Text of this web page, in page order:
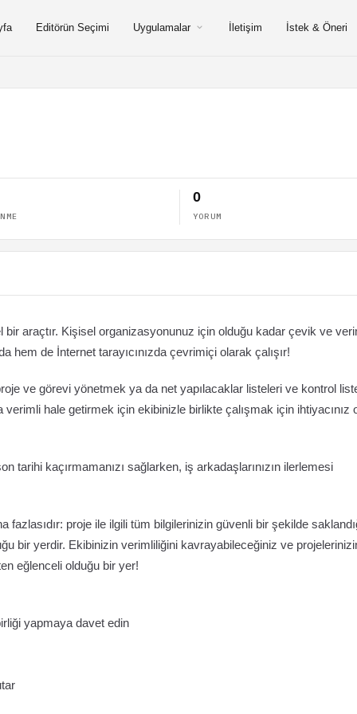
Editörün Seçimi Uygulamalar İletişim İstek & Öneri
0
YORUM
araçtır. Kişisel organizasyonunuz için olduğu kadar çevik ve
hem de İnternet tarayıcınızda çevrimiçi olarak çalışır!
ve görevi yönetmek ya da net yapılacaklar listeleri ve kontrol
hale getirmek için ekibinizle birlikte çalışmak için ihtiyacınız
kaçırmamanızı sağlarken, iş arkadaşlarınızın ilerlemesi
proje ile ilgili tüm bilgilerinizin güvenli bir şekilde
bir yerdir. Ekibinizin verimliliğini kavrayabileceğiniz ve
eğlenceli olduğu bir yer!
yapmaya davet edin